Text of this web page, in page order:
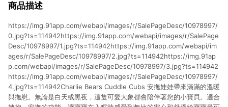
商品描述
https://img.91app.com/webapi/images/r/SalePageDesc/10978997/
0.jpg?ts=114942https://img.91app.com/webapi/images/r/SalePage
Desc/10978997/1.jpg?ts=114942https://img.91app.com/webapi/im
ages/r/SalePageDesc/10978997/2.jpg?ts=114942https://img.91ap
p.com/webapi/images/r/SalePageDesc/10978997/3.jpg?ts=114942
https://img.91app.com/webapi/images/r/SalePageDesc/10978997/
4.jpg?ts=114942Charlie Bears Cuddle Cubs 安撫娃娃帶來滿滿的溫暖
與撫慰。無論是白天或黑夜，這隻可愛大象都會陪伴著您的小寶貝。適合